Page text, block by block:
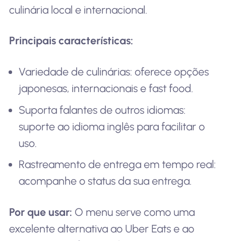
culinária local e internacional.
Principais características:
Variedade de culinárias: oferece opções
japonesas, internacionais e fast food.
Suporta falantes de outros idiomas:
suporte ao idioma inglês para facilitar o
uso.
Rastreamento de entrega em tempo real:
acompanhe o status da sua entrega.
Por que usar: O menu serve como uma
excelente alternativa ao Uber Eats e ao